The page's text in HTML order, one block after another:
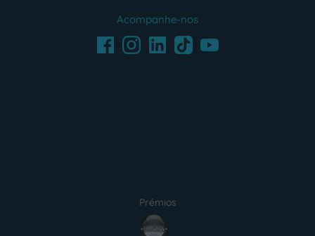
Acompanhe-nos
FacebookInstagramLinkedInTikTokYoutube
Prémios